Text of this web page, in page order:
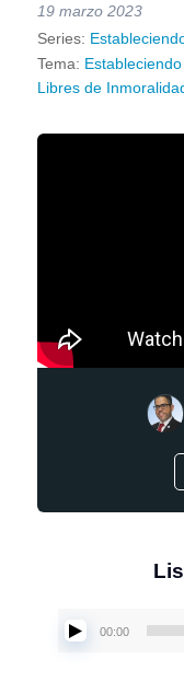
19 marzo 2023
Series:
Tema:
Libres de
00:00